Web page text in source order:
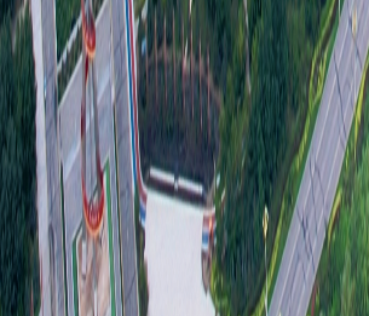
为了
政府
二、